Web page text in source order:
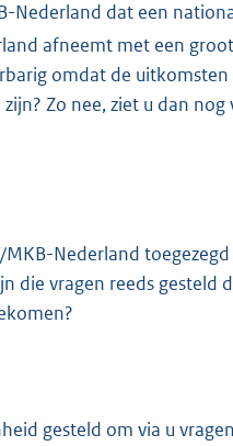
Nederland dat een
afneemt met een
omdat de
Zo nee, ziet u dan
Nederland
die vragen reeds
gesteld om via u